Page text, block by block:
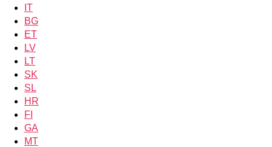
IT
BG
ET
LV
LT
SK
SL
HR
FI
GA
MT